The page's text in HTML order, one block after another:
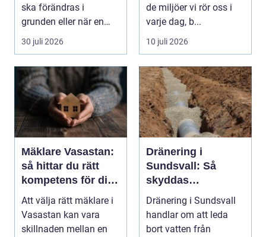
ska förändras i
grunden eller när en
detalj äntligen sk...
30 juli 2026
de miljöer vi rör oss i
varje dag, b...
10 juli 2026
Mäklare Vasastan:
så hittar du rätt
kompetens för din
bostadsaffär
Att välja rätt mäklare i
Vasastan kan vara
skillnaden mellan en
Dränering i
Sundsvall: Så
skyddas
husgrunden mot
fukt
Dränering i Sundsvall
handlar om att leda
bort vatten från